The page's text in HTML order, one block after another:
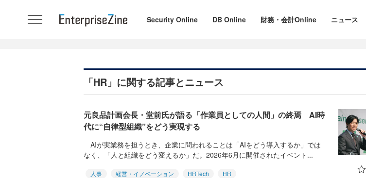
Security Online DB Online 財務・会計Online ニュース
「HR」に関する記事とニュース
元良品計画会長・堂前氏が語る「作業員としての人間」の終焉 AI時
代に“自律型組織”をどう実現する
AIが実業務を担うとき、企業に問われることは「AIをどう導入するか」では
なく、「人と組織をどう変えるか」だ。2026年6月に開催されたイベント...
人事 経営・イノベーション HRTech
HR